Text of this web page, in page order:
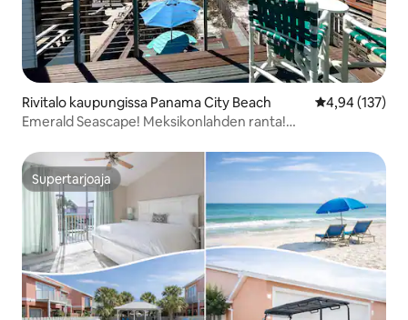
Rivitalo kaupungissa Panama City Beach
4,94 (137)
Emerald Seascape! Meksikonlahden ranta!
Supertarjoaja
Supertarjoaja